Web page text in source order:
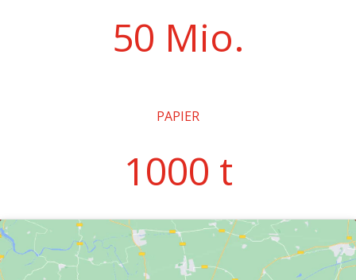
50 Mio.
PAPIER
1000 t